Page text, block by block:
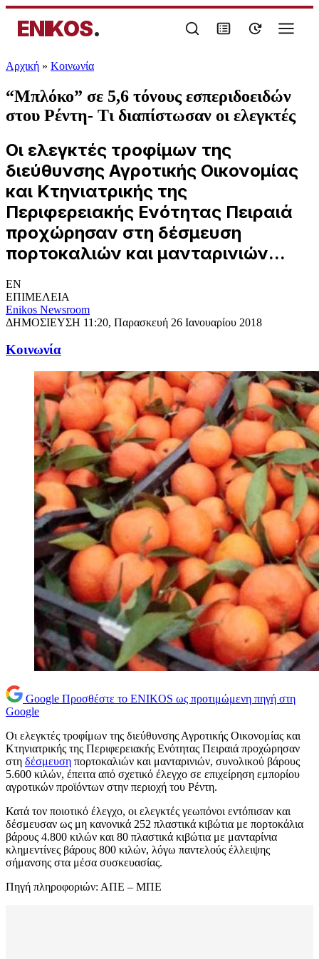
ENIKOS.
Αρχική » Κοινωνία
“Μπλόκο” σε 5,6 τόνους εσπεριδοειδών
στου Ρέντη- Τι διαπίστωσαν οι ελεγκτές
Οι ελεγκτές τροφίμων της
διεύθυνσης Αγροτικής Οικονομίας
και Κτηνιατρικής της
Περιφερειακής Ενότητας Πειραιά
προχώρησαν στη δέσμευση
πορτοκαλιών και μανταρινιών...
EN
ΕΠΙΜΕΛΕΙΑ
Enikos Newsroom
ΔΗΜΟΣΙΕΥΣΗ 11:20, Παρασκευή 26 Ιανουαρίου 2018
Κοινωνία
Google Προσθέστε το ENIKOS ως προτιμώμενη πηγή στη
Google
Οι ελεγκτές τροφίμων της διεύθυνσης Αγροτικής Οικονομίας και
Κτηνιατρικής της Περιφερειακής Ενότητας Πειραιά προχώρησαν
στη δέσμευση πορτοκαλιών και μανταρινιών, συνολικού βάρους
5.600 κιλών, έπειτα από σχετικό έλεγχο σε επιχείρηση εμπορίου
αγροτικών προϊόντων στην περιοχή του Ρέντη.
Κατά τον ποιοτικό έλεγχο, οι ελεγκτές γεωπόνοι εντόπισαν και
δέσμευσαν ως μη κανονικά 252 πλαστικά κιβώτια με πορτοκάλια
βάρους 4.800 κιλών και 80 πλαστικά κιβώτια με μανταρίνια
κλημεντίνες βάρους 800 κιλών, λόγω παντελούς έλλειψης
σήμανσης στα μέσα συσκευασίας.
Πηγή πληροφοριών: ΑΠΕ – ΜΠΕ